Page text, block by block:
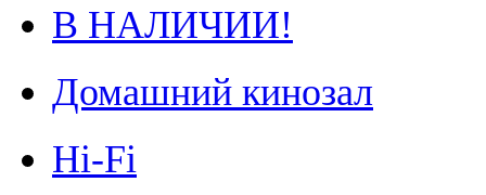
В НАЛИЧИИ!
Домашний кинозал
Hi-Fi